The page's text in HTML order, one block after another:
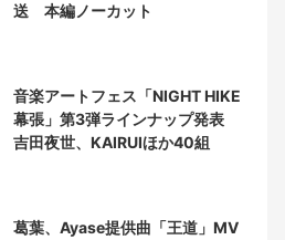
送 本編ノーカット
音楽アートフェス「NIGHT HIKE
幕張」第3弾ラインナップ発表
吉田夜世、KAIRUIほか40組
葛葉、Ayase提供曲「王道」MV